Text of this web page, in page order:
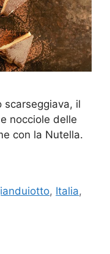
scarseggiava, il
nocciole delle
con la Nutella.
, Italia,